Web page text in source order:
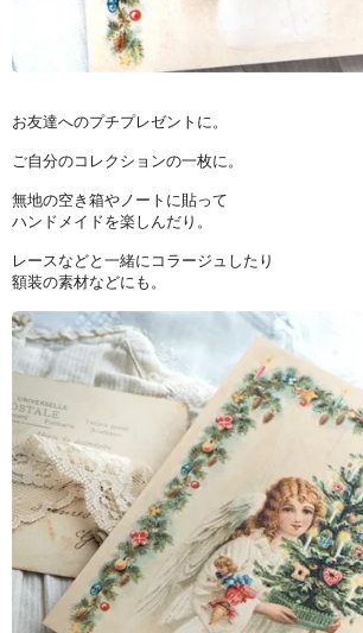
お友達へのプチプレゼントに。
ご自分のコレクションの一枚に。
無地の空き箱やノートに貼って
ハンドメイドを楽しんだり。
レースなどと一緒にコラージュしたり
額装の素材などにも。